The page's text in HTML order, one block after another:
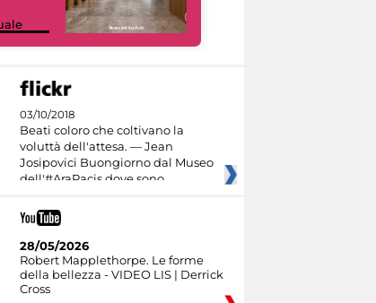
03/10/2018
Beati coloro che coltivano la
voluttà dell'attesa. — Jean
Josipovici Buongiorno dal Museo
dell'#AraPacis dove sono
28/05/2026
Robert Mapplethorpe. Le forme
della bellezza - VIDEO LIS | Derrick
Cross